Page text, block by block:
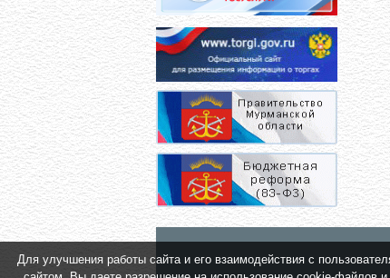
Для улучшения работы сайта и его взаимодействия с